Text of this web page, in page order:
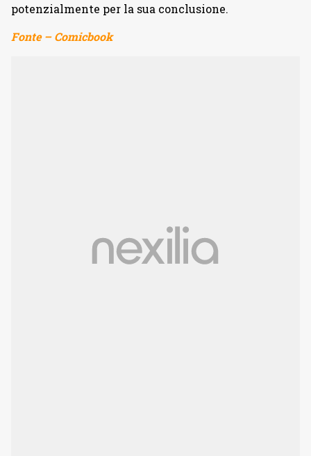
potenzialmente per la sua conclusione.
Fonte – Comicbook